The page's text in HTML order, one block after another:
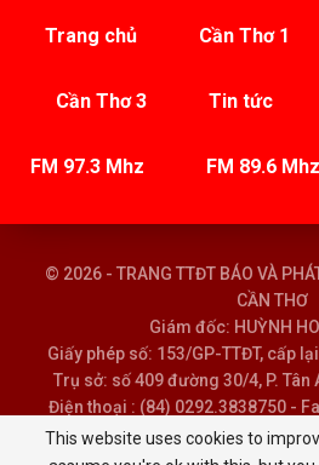
Trang chủ Cần Thơ 1
Cần Thơ 3 Tin tức
FM 97.3 Mhz FM 89.6 Mhz
© 2026 - TRANG TTĐT BÁO VÀ
CẦN THƠ
Giám đốc: HUỲNH
Giấy phép số: 153/GP-TTĐT, cấp
Trụ sở: số 409 đường 30/4, P. Tân
Điện thoại : (84) 0292.3838750 -
Email :
This website uses cookies to